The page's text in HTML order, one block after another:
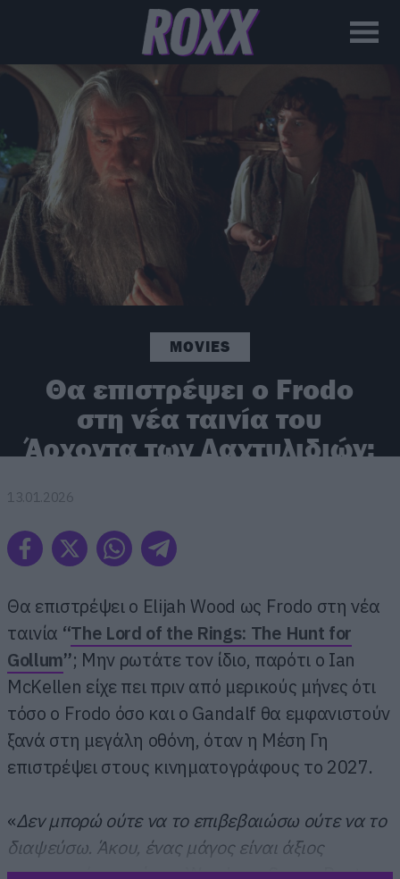
MOVIES
Θα επιστρέψει ο Frodo
στη νέα ταινία του
Άρχοντα των Δαχτυλιδιών;
13.01.2026
Θα επιστρέψει ο Elijah Wood ως Frodo στη νέα
ταινία “TheLord of theRings: TheHunt for
Gollum”; Μην ρωτάτε τον ίδιο, παρότι ο Ian
McKellen είχε πει πριν από μερικούς μήνες ότι
τόσο ο Frodo όσο και ο Gandalf θα εμφανιστούν
ξανά στη μεγάλη οθόνη, όταν η Μέση Γη
επιστρέψει στους κινηματογράφους το 2027.
«Δεν μπορώ ούτε να το επιβεβαιώσω ούτε να το
διαψεύσω. Άκου, ένας μάγος είναι άξιος
εμπιστοσύνης», είπε ο Wood στο ScreenRant